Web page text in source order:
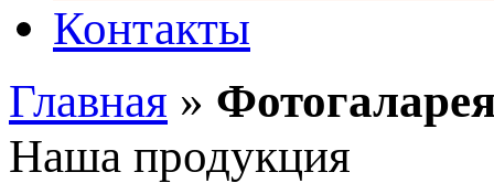
Контакты
Главная »
Наша продукция